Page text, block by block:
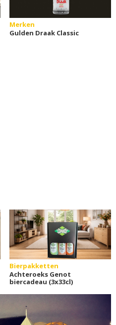
Merken
Gulden Draak Classic
Bierpakketten
Achteroeks Genot
biercadeau (3x33cl)